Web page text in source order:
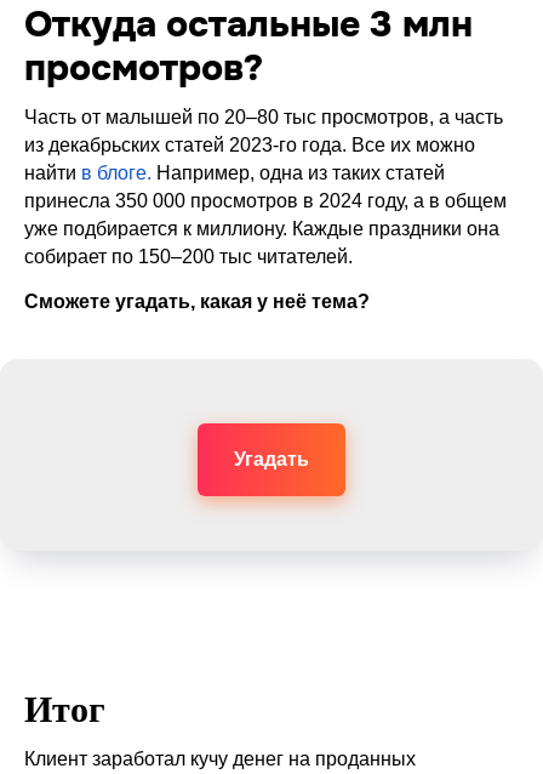
Откуда остальные 3 млн
просмотров?
Часть от малышей по 20–80 тыс просмотров, а часть
из декабрьских статей 2023-го года. Все их можно
найти в блоге. Например, одна из таких статей
принесла 350 000 просмотров в 2024 году, а в общем
уже подбирается к миллиону. Каждые праздники она
собирает по 150–200 тыс читателей.
Сможете угадать, какая у неё тема?
Угадать
Итог
Клиент заработал кучу денег на проданных